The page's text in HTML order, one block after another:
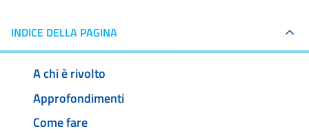
INDICE DELLA PAGINA
A chi è rivolto
Approfondimenti
Come fare